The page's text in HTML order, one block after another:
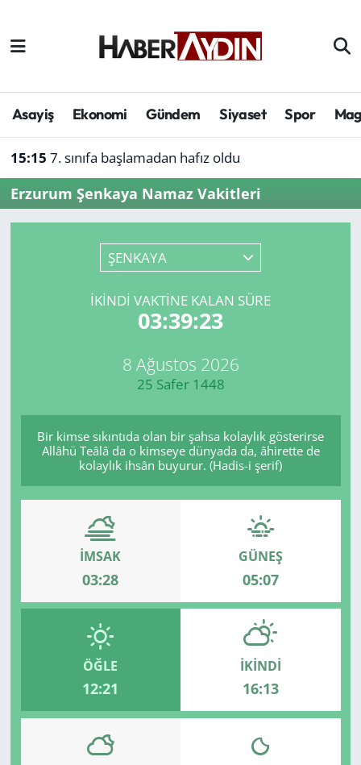
Asayiş Ekonomi Gündem Siyaset Spor
15:15 7. sınıfa başlamadan hafız oldu
Erzurum Şenkaya Namaz Vakitleri
ŞENKAYA
İKINDI VAKTINE KALAN SÜRE
03:39:23
8 Ağustos 2026
25 Safer 1448
Bir kimse sıkıntıda olan bir şahsa kolaylık gösterirse
Allâhü Teâlâ da o kimseye dünyada da, âhirette de
kolaylık ihsân buyurur. (Hadis-i şerif)
İMSAK
03:28
GÜNEŞ
05:07
ÖĞLE
12:21
İKINDI
16:13
Afyonkarahisar
Çevre
Denizli
Genel
Muğla
Politika
Aydın Hava Durumu
Süper Lig Puan Durumu ve Fikstür
Tüm Manşetler
Son Dakika Haberleri
Haber Arşivi